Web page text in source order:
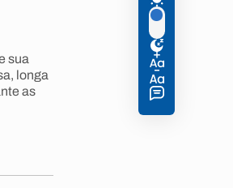
sua
longa
as